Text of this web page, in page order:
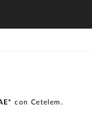
con Cetelem.